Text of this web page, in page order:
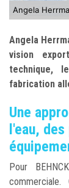
Angela
Angela
vision
technique,
fabrication
Une
l'eau,
Pour